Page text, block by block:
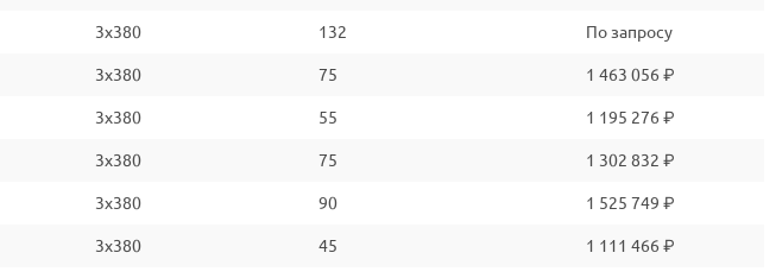
3x380 132 По запросу
3x380 75 1 463 056 ₽
3x380 55 1 195 276 ₽
3x380 75 1 302 832 ₽
3x380 90 1 525 749 ₽
3x380 45 1 111 466 ₽